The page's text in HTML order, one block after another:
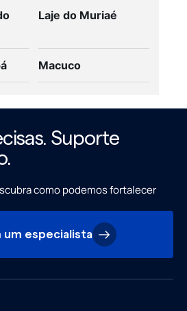
Laje do Muriaé
Macuco
Suporte
como podemos fortalecer
um especialista